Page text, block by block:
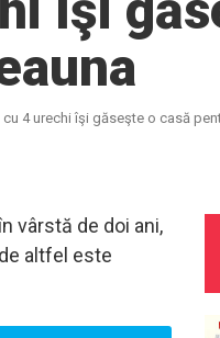
4 urechi îşi găseşte o casă
vârstă de doi ani,
altfel este